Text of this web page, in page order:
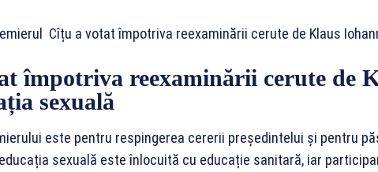
Cîțu a votat împotriva reexaminării cerute de Klaus
împotriva reexaminării cerute de
sexuală
este pentru respingerea cererii președintelui și pentru
sexuală este înlocuită cu educație sanitară, iar